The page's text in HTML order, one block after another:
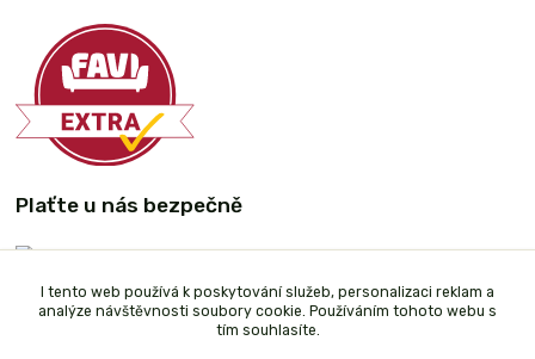
Plaťte u nás bezpečně
I tento web používá k poskytování služeb, personalizaci reklam a
analýze návštěvnosti soubory cookie. Používáním tohoto webu s
tím souhlasíte.